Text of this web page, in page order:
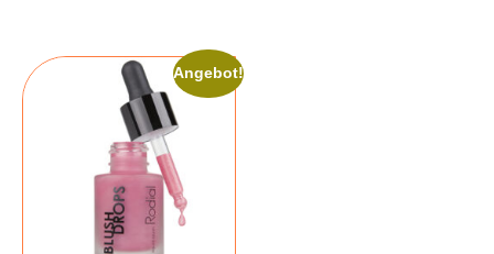
Angebot!